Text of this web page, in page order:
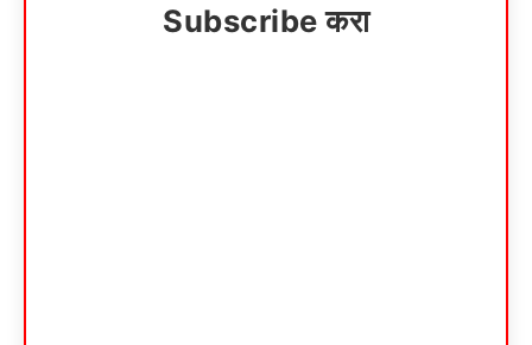
Subscribe करा